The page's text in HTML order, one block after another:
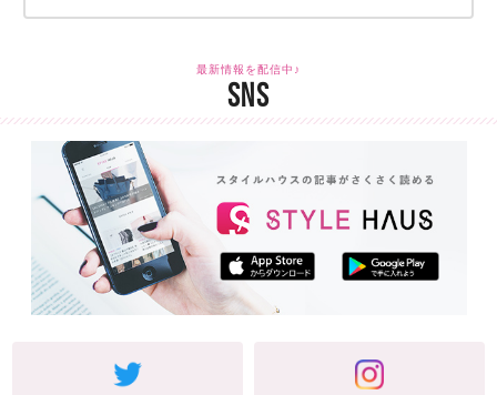
最新情報を配信中♪
SNS